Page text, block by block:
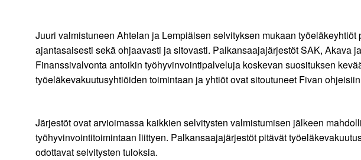
Juuri valmistuneen Ahtelan ja Lempiäisen selvityksen mukaan
ajantasaisesti sekä ohjaavasti ja sitovasti. Palkansaajajärjestöt SAK, Akava
Finanssivalvonta antoikin työhyvinvointipalveluja koskevan suosituksen
työeläkevakuutusyhtiöiden toimintaan ja yhtiöt ovat sitoutuneet Fivan
Järjestöt ovat arvioimassa kaikkien selvitysten valmistumisen jälkeen
työhyvinvointitoimintaan liittyen. Palkansaajajärjestöt pitävät
odottavat selvitysten tuloksia.